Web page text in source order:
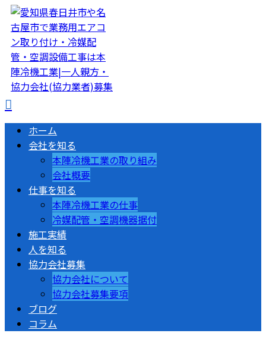
ホーム
会社を知る
本陣冷機工業の取り組み
会社概要
仕事を知る
本陣冷機工業の仕事
冷媒配管・空調機器据付
施工実績
人を知る
協力会社募集
協力会社について
協力会社募集要項
ブログ
コラム